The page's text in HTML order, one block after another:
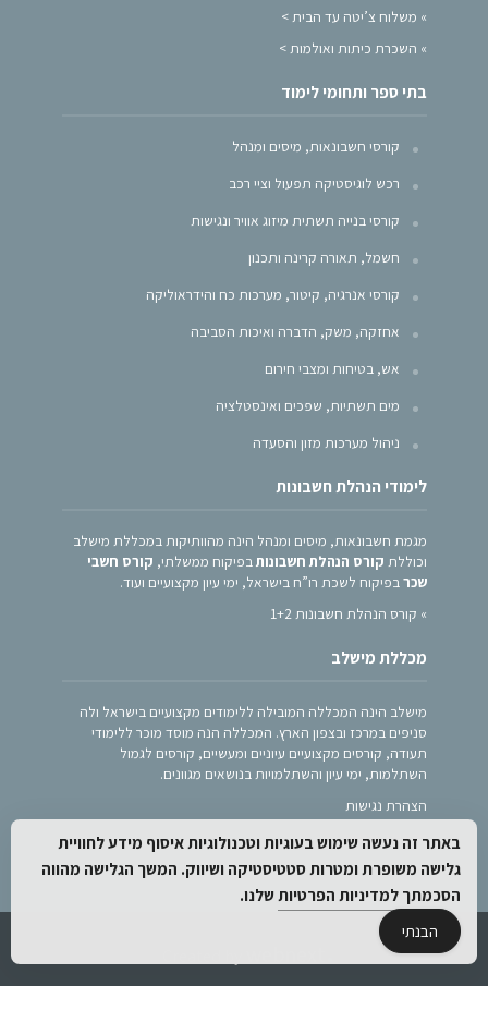
» משלוח צ’יטה עד הבית >
» השכרת כיתות ואולמות >
בתי ספר ותחומי לימוד
קורסי חשבונאות, מיסים ומנהל
רכש לוגיסטיקה תפעול וציי רכב
קורסי בנייה תשתית מיזוג אוויר ונגישות
חשמל, תאורה קרינה ותכנון
קורסי אנרגיה, קיטור, מערכות כח והידראוליקה
אחזקה, משק, הדברה ואיכות הסביבה
אש, בטיחות ומצבי חירום
מים תשתיות, שפכים ואינסטלציה
ניהול מערכות מזון והסעדה
לימודי הנהלת חשבונות
מגמת חשבונאות, מיסים ומנהל הינה מהוותיקות במכללת מישלב
וכוללת קורס הנהלת חשבונות בפיקוח ממשלתי, קורס חשבי
שכר בפיקוח לשכת רו”ח בישראל, ימי עיון מקצועיים ועוד.
» קורס הנהלת חשבונות 1+2
מכללת מישלב
מישלב הינה המכללה המובילה ללימודים מקצועיים בישראל ולה
סניפים במרכז ובצפון הארץ. המכללה הנה מוסד מוכר ללימודי
תעודה, קורסים מקצועיים עיוניים ומעשיים, קורסים לגמול
השתלמות, ימי עיון והשתלמויות בנושאים מגוונים.
הצהרת נגישות
מדיניות פרטיות
מפת אתר
באתר זה נעשה שימוש בעוגיות וטכנולוגיות איסוף מידע לחוויית
גלישה משופרת ומטרות סטטיסטיקה ושיווק. המשך הגלישה מהווה
הסכמתך למדיניות הפרטיותשלנו.
הבנתי